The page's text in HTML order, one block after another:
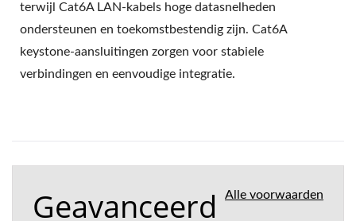
terwijl Cat6A LAN-kabels hoge datasnelheden
ondersteunen en toekomstbestendig zijn. Cat6A
keystone-aansluitingen zorgen voor stabiele
verbindingen en eenvoudige integratie.
Alle voorwaarden
Geavanceerd